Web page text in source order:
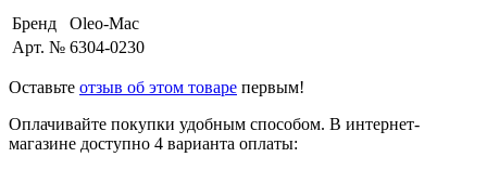
Бренд
Oleo-Mac
Арт. № 6304-0230
Оставьте отзыв об этом товаре первым!
Оплачивайте покупки удобным способом. В интернет-
магазине доступно 4 варианта оплаты: